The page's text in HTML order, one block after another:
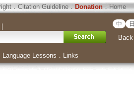
．Citation Guideline．Donation．Home
中 日
Back
Language Lessons ． Links